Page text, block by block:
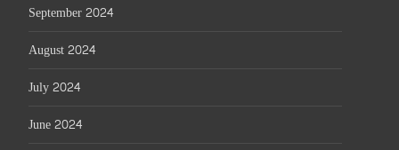
September 2024
August 2024
July 2024
June 2024